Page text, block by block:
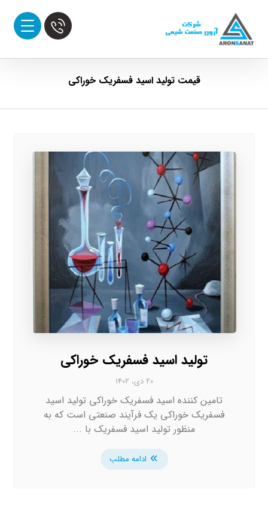
قیمت تولید اسید فسفریک خوراکی
تولید اسید فسفریک خوراکی
۲۰ دی، ۱۴۰۲
تامین کننده اسید فسفریک خوراکی تولید اسید
فسفریک خوراکی یک فرآیند صنعتی است که به
منظور تولید اسید فسفریک با ...
ادامه مطلب